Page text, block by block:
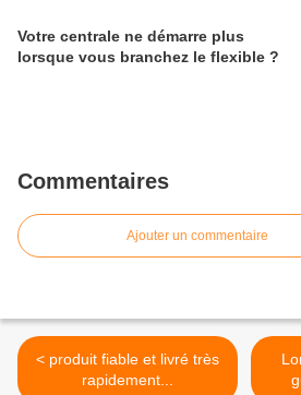
Votre centrale ne démarre plus
lorsque vous branchez le flexible ?
Commentaires
Ajouter un commentaire
< produit fiable et livré très
rapidement...